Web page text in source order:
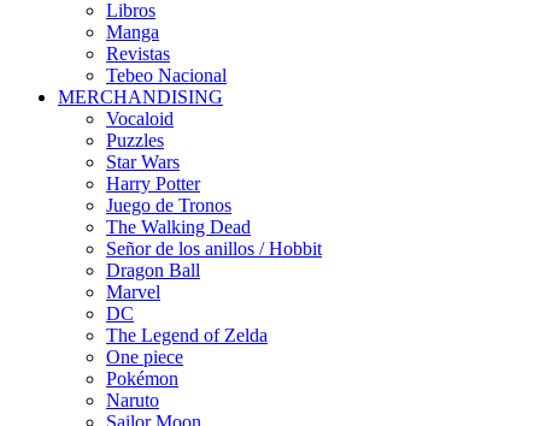
Libros
Manga
Revistas
Tebeo Nacional
MERCHANDISING
Vocaloid
Puzzles
Star Wars
Harry Potter
Juego de Tronos
The Walking Dead
Señor de los anillos / Hobbit
Dragon Ball
Marvel
DC
The Legend of Zelda
One piece
Pokémon
Naruto
Sailor Moon